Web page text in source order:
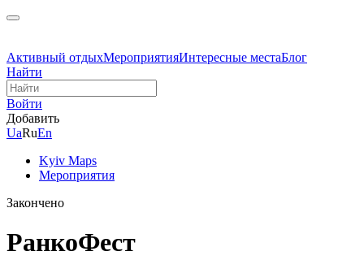
Активный отдыхМероприятияИнтересные местаБлог
Найти
Войти
Добавить
UaRuEn
Kyiv Maps
Мероприятия
Закончено
РанкоФест